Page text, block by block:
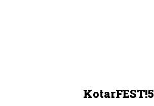
KotarFEST!5